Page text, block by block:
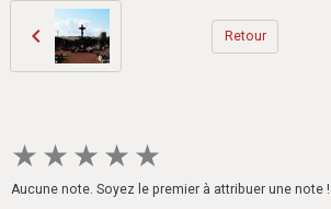
Retour
★ ★ ★ ★ ★
Aucune note. Soyez le premier à attribuer une note !